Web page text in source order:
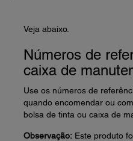
Veja abaixo.
Números de
caixa de
Use os números de
quando encomendar ou
bolsa de tinta ou caixa de
Observação: Este produto